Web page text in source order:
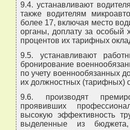
9.4. устанавливают
также водителям
более 17, включая место
органы, доплату за особый
процентов их тарифных
9.5. устанавливают
бронирование
по учету военнообязанных
их должностных (тарифных)
9.6. производят
проявивших
высокую эффективность
выделенные из